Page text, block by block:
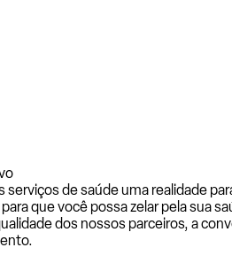
de saúde uma realidade
que você possa zelar pela sua
dos nossos parceiros, a